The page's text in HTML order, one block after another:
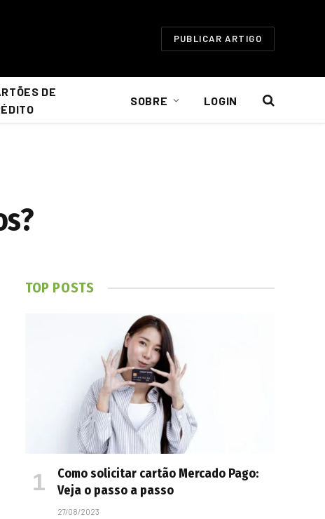
PUBLICAR ARTIGO
DE
SOBRE LOGIN
TOP POSTS
Como solicitar cartão Mercado Pago:
Veja o passo a passo
27/08/2023